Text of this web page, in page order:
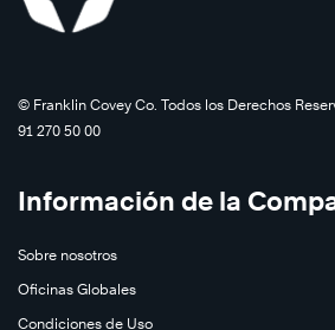
©️ Franklin Covey Co. Todos los Derechos
91 270 50 00
Información de la
Sobre nosotros
Oficinas Globales
Condiciones de Uso